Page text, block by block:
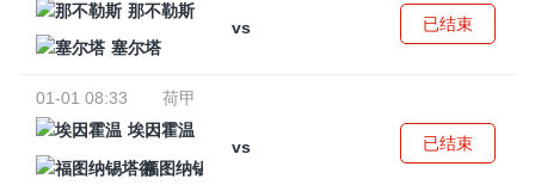
那不勒斯
vs
塞尔塔
已结束
01-01 08:33
荷甲
埃因霍温
vs
福图纳锡塔德
已结束